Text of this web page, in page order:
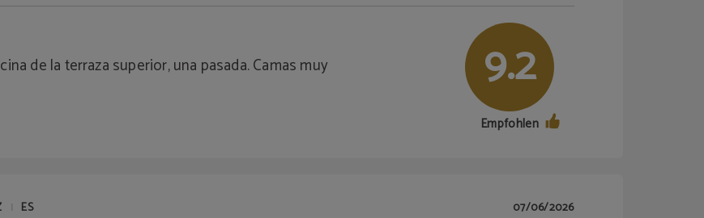
de la terraza superior, una pasada. Camas muy
9.2
Empfohlen
| ES 07/06/2026